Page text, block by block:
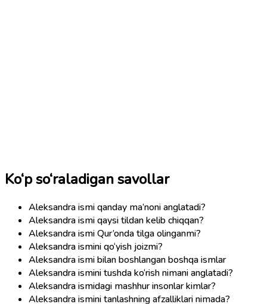
Ko‘p so‘raladigan savollar
Aleksandra ismi qanday ma’noni anglatadi?
Aleksandra ismi qaysi tildan kelib chiqqan?
Aleksandra ismi Qur’onda tilga olinganmi?
Aleksandra ismini qo‘yish joizmi?
Aleksandra ismi bilan boshlangan boshqa ismlar
Aleksandra ismini tushda ko‘rish nimani anglatadi?
Aleksandra ismidagi mashhur insonlar kimlar?
Aleksandra ismini tanlashning afzalliklari nimada?